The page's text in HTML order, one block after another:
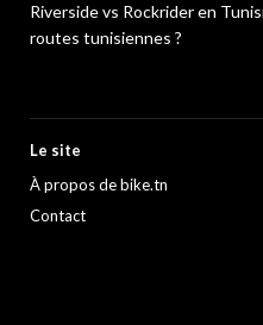
Riverside vs Rockrider en
routes tunisiennes ?
Le site
À propos de bike.tn
Contact